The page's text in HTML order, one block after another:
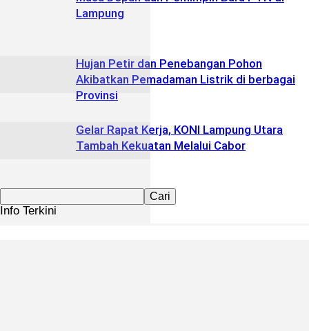
Lampung
Hujan Petir dan Penebangan Pohon
Akibatkan Pemadaman Listrik di berbagai
Provinsi
Gelar Rapat Kerja, KONI Lampung Utara
Tambah Kekuatan Melalui Cabor
Info Terkini